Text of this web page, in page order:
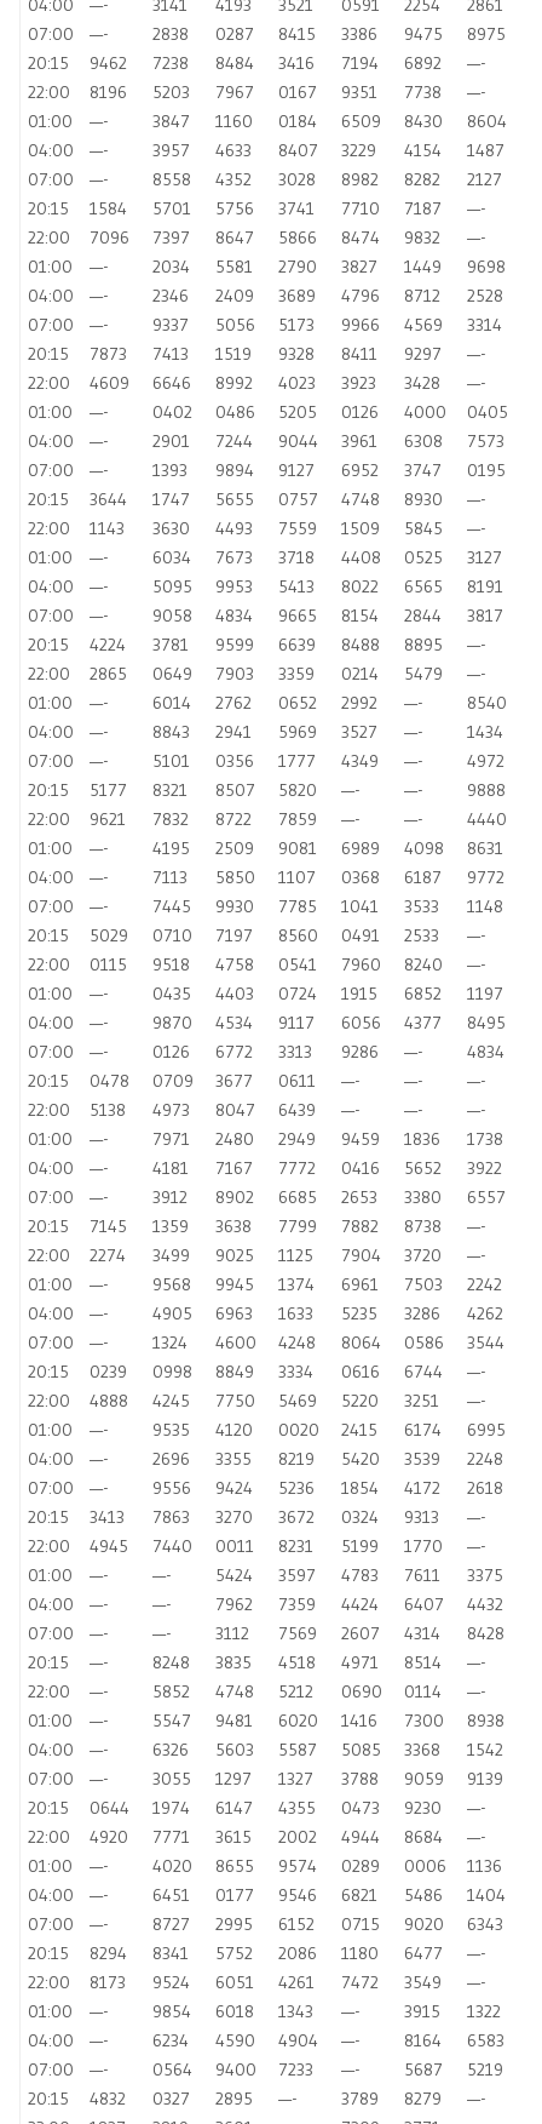
04:00 —- 3141 4193 3521 0591 2254
2861
07:00
—- 2838 0287 8415 3386 9475
8975
20:15
9462 7238 8484 3416 7194 6892
—-
22:00
8196 5203 7967 0167 9351 7738
—-
01:00
—- 3847 1160 0184 6509 8430
8604
04:00
—- 3957 4633 8407 3229 4154
1487
07:00
—- 8558 4352 3028 8982 8282
2127
20:15
1584 5701 5756 3741 7710 7187
—-
22:00
7096 7397 8647 5866 8474 9832
—-
01:00
—- 2034 5581 2790 3827 1449
9698
04:00
—- 2346 2409 3689 4796 8712
2528
07:00
—- 9337 5056 5173 9966 4569
3314
20:15
7873 7413 1519 9328 8411 9297
—-
22:00
4609 6646 8992 4023 3923 3428
—-
01:00
—- 0402 0486 5205 0126 4000
0405
04:00
—- 2901 7244 9044 3961 6308
7573
07:00
—- 1393 9894 9127 6952 3747
0195
20:15
3644 1747 5655 0757 4748 8930
—-
22:00
1143 3630 4493 7559 1509 5845
—-
01:00
—- 6034 7673 3718 4408 0525
3127
04:00
—- 5095 9953 5413 8022 6565
8191
07:00
—- 9058 4834 9665 8154 2844
3817
20:15
4224 3781 9599 6639 8488 8895
—-
22:00
2865 0649 7903 3359 0214 5479
—-
01:00
—- 6014 2762 0652 2992 —-
8540
04:00
—- 8843 2941 5969 3527 —-
1434
07:00
—- 5101 0356 1777 4349 —-
4972
20:15
5177 8321 8507 5820 —- —-
9888
22:00
9621 7832 8722 7859 —- —-
4440
01:00
—- 4195 2509 9081 6989 4098
8631
04:00
—- 7113 5850 1107 0368 6187
9772
07:00
—- 7445 9930 7785 1041 3533
1148
20:15
5029 0710 7197 8560 0491 2533
—-
22:00
0115 9518 4758 0541 7960 8240
—-
01:00
—- 0435 4403 0724 1915 6852
1197
04:00
—- 9870 4534 9117 6056 4377
8495
07:00
—- 0126 6772 3313 9286 —-
4834
20:15
0478 0709 3677 0611 —- —-
—-
22:00
5138 4973 8047 6439 —- —-
—-
01:00
—- 7971 2480 2949 9459 1836
1738
04:00
—- 4181 7167 7772 0416 5652
3922
07:00
—- 3912 8902 6685 2653 3380
6557
20:15
7145 1359 3638 7799 7882 8738
—-
22:00
2274 3499 9025 1125 7904 3720
—-
01:00
—- 9568 9945 1374 6961 7503
2242
04:00
—- 4905 6963 1633 5235 3286
4262
07:00
—- 1324 4600 4248 8064 0586
3544
20:15
0239 0998 8849 3334 0616 6744
—-
22:00
4888 4245 7750 5469 5220 3251
—-
01:00
—- 9535 4120 0020 2415 6174
6995
04:00
—- 2696 3355 8219 5420 3539
2248
07:00
—- 9556 9424 5236 1854 4172
2618
20:15
3413 7863 3270 3672 0324 9313
—-
22:00
4945 7440 0011 8231 5199 1770
—-
01:00
—- —- 5424 3597 4783 7611
3375
04:00
—- —- 7962 7359 4424 6407
4432
07:00
—- —- 3112 7569 2607 4314
8428
20:15
—- 8248 3835 4518 4971 8514
—-
22:00
—- 5852 4748 5212 0690 0114
—-
01:00
—- 5547 9481 6020 1416 7300
8938
04:00
—- 6326 5603 5587 5085 3368
1542
07:00
—- 3055 1297 1327 3788 9059
9139
20:15
0644 1974 6147 4355 0473 9230
—-
22:00
4920 7771 3615 2002 4944 8684
—-
01:00
—- 4020 8655 9574 0289 0006
1136
04:00
—- 6451 0177 9546 6821 5486
1404
07:00
—- 8727 2995 6152 0715 9020
6343
20:15
8294 8341 5752 2086 1180 6477
—-
22:00
8173 9524 6051 4261 7472 3549
—-
01:00
—- 9854 6018 1343 —- 3915
1322
04:00
—- 6234 4590 4904 —- 8164
6583
07:00
—- 0564 9400 7233 —- 5687
5219
20:15
4832 0327 2895 —- 3789 8279
—-